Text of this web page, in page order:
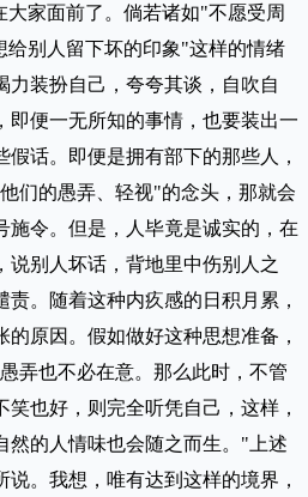
家面前了。倘若诸如"不愿受周
给别人留下坏的印象"这样的情绪
力装扮自己，夸夸其谈，自吹自
即便一无所知的事情，也要装出一
话。即便是拥有部下的那些人，
们的愚弄、轻视"的念头，那就会
施令。但是，人毕竟是诚实的，在
说别人坏话，背地里中伤别人之
。随着这种内疚感的日积月累，
原因。假如做好这种思想准备，
弄也不必在意。那么此时，不管
也好，则完全听凭自己，这样，
然的人情味也会随之而生。"上述
。我想，唯有达到这样的境界，